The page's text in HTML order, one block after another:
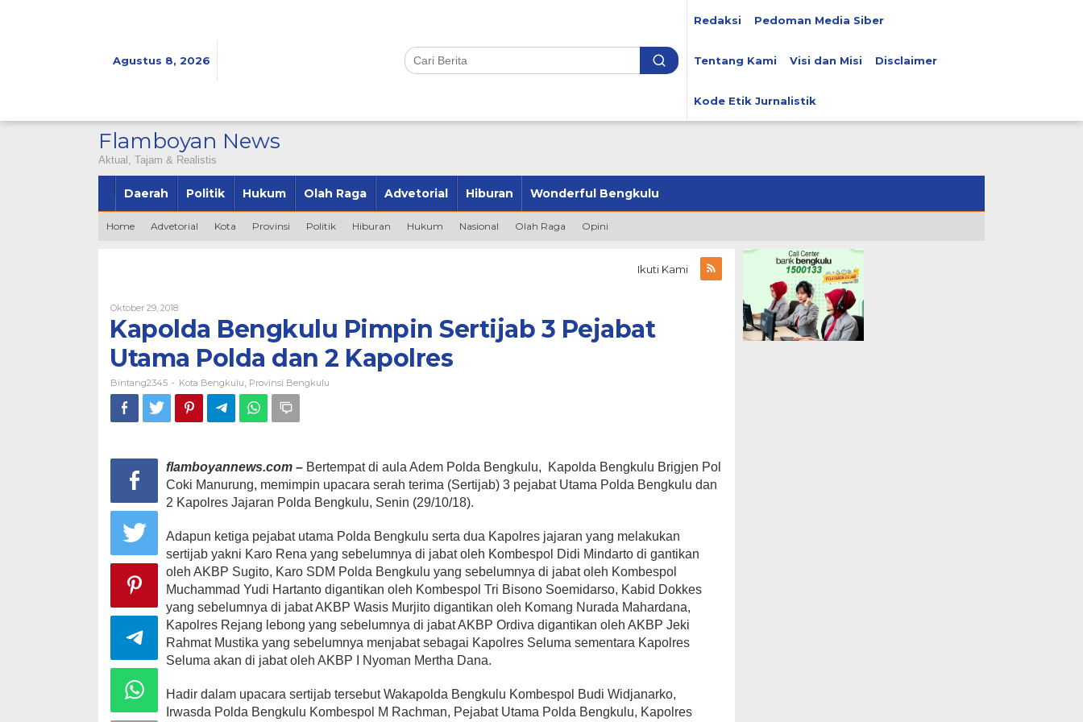
Agustus 8, 2026
Redaksi Pedoman Media Siber
Tentang Kami Visi dan Misi Disclaimer
Kode Etik Jurnalistik
Flamboyan News
Aktual, Tajam & Realistis
Daerah Politik Hukum Olah Raga Advetorial Hiburan Wonderful Bengkulu
Home Advetorial Kota Provinsi Politik Hiburan Hukum Nasional Olah Raga Opini
Ikuti Kami
Oktober 29, 2018Oleh
Bintang2345
Kapolda Bengkulu Pimpin Sertijab 3 Pejabat
Utama Polda dan 2 Kapolres
Bintang2345 - Kota Bengkulu Provinsi Bengkulu
flamboyannews.com – Bertempat di aula Adem Polda Bengkulu, Kapolda Bengkulu Brigjen Pol
Coki Manurung, memimpin upacara serah terima (Sertijab) 3 pejabat Utama Polda Bengkulu dan
2 Kapolres Jajaran Polda Bengkulu, Senin (29/10/18).
Adapun ketiga pejabat utama Polda Bengkulu serta dua Kapolres jajaran yang melakukan
sertijab yakni Karo Rena yang sebelumnya di jabat oleh Kombespol Didi Mindarto di gantikan
oleh AKBP Sugito, Karo SDM Polda Bengkulu yang sebelumnya di jabat oleh Kombespol
Muchammad Yudi Hartanto digantikan oleh Kombespol Tri Bisono Soemidarso, Kabid Dokkes
yang sebelumnya di jabat AKBP Wasis Murjito digantikan oleh Komang Nurada Mahardana,
Kapolres Rejang lebong yang sebelumnya di jabat AKBP Ordiva digantikan oleh AKBP Jeki
Rahmat Mustika yang sebelumnya menjabat sebagai Kapolres Seluma sementara Kapolres
Seluma akan di jabat oleh AKBP I Nyoman Mertha Dana.
Hadir dalam upacara sertijab tersebut Wakapolda Bengkulu Kombespol Budi Widjanarko,
Irwasda Polda Bengkulu Kombespol M Rachman, Pejabat Utama Polda Bengkulu, Kapolres